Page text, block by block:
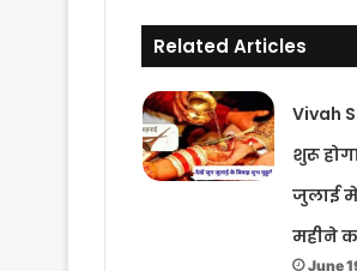
Related Articles
Vivah
शुरू
जुलाई में
महीने
June